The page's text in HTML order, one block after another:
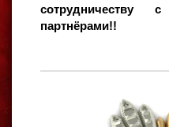
партнёрами!!